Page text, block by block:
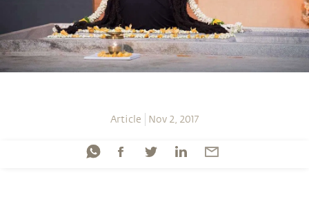
Article Nov 2, 2017